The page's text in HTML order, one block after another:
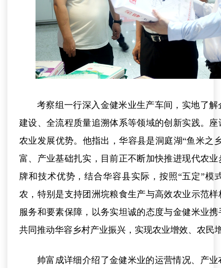
考察组一行深入金健米业生产车间，实地了
建设、全流程质量追溯体系等领域的创新实践。
农业发展优势。他指出，华容县是洞庭湖“鱼米之
富、产业基础扎实，目前正不断加快推进现代农
牌和技术优势，结合华容县实际，按照“五定”模
农，特别是支持团洲垸粮食生产与高效农业示范
服务和要素保障，以务实坦诚的态度与金健米业
共同推动华容乡村产业振兴，实现农业增效、农民
帅富成详细介绍了金健米业的运营情况、产